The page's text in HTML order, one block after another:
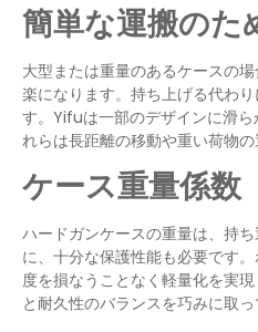
簡単な運搬のた
大型または重量のあるケースの
楽になります。持ち上げる代わ
す。Yifuは一部のデザインに滑
れらは長距離の移動や重い荷物の
ケース重量係数
ハードガンケースの重量は、持
に、十分な保護性能も必要です
度を損なうことなく軽量化を実
と耐久性のバランスを巧みに取っ